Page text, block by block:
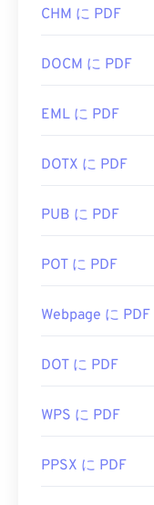
CHM に PDF
DOCM に PDF
EML に PDF
DOTX に PDF
PUB に PDF
POT に PDF
Webpage に PDF
DOT に PDF
WPS に PDF
PPSX に PDF